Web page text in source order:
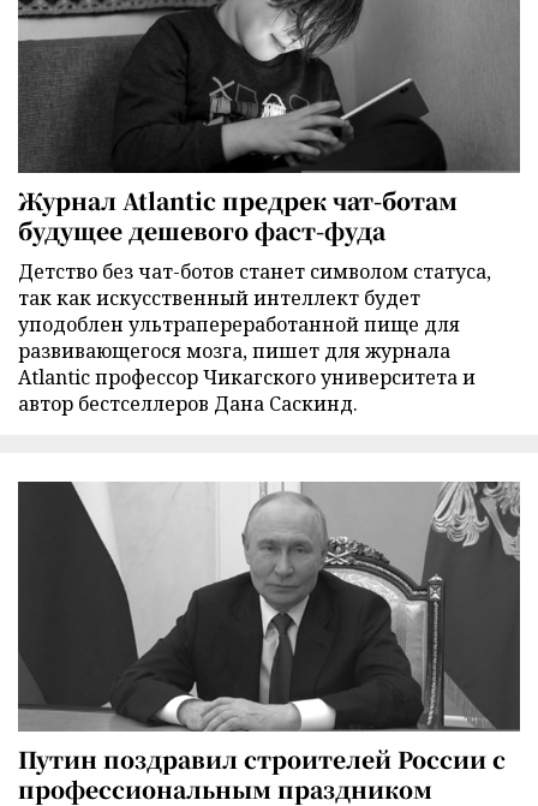
Журнал Atlantic предрек чат-ботам
будущее дешевого фаст-фуда
Детство без чат-ботов станет символом статуса,
так как искусственный интеллект будет
уподоблен ультрапереработанной пище для
развивающегося мозга, пишет для журнала
Atlantic профессор Чикагского университета и
автор бестселлеров Дана Саскинд.
Путин поздравил строителей России с
профессиональным праздником